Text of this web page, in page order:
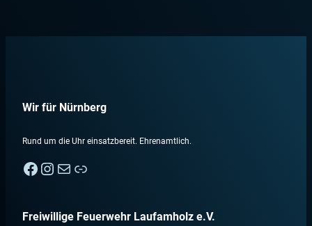
Wir für Nürnberg
Rund um die Uhr einsatzbereit. Ehrenamtlich.
Facebook Instagram E-Mail Nebenan
Freiwillige Feuerwehr Laufamholz e.V.